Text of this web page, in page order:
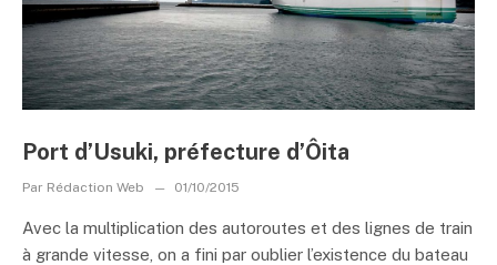
Port d’Usuki, préfecture d’Ôita
Par Rédaction Web 01/10/2015
Avec la multiplication des autoroutes et des lignes de train
à grande vitesse, on a fini par oublier l’existence du bateau